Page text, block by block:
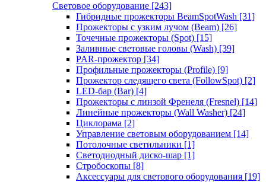
Световое оборудование [243]
Гибридные прожекторы BeamSpotWash [31]
Прожекторы с узким лучом (Beam) [26]
Точечные прожекторы (Spot) [15]
Заливные световые головы (Wash) [39]
PAR-прожектор [34]
Профильные прожекторы (Profile) [9]
Прожектор следящего света (FollowSpot) [2]
LED-бар (Bar) [4]
Прожекторы с линзой Френеля (Fresnel) [14]
Линейные прожекторы (Wall Washer) [24]
Циклорама [2]
Управление световым оборудованием [14]
Потолочные светильники [1]
Светодиодный диско-шар [1]
Стробоскопы [8]
Аксессуары для светового оборудования [19]